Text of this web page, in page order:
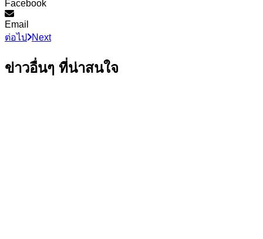
Facebook
Email
ต่อไป
Next
ข่าวอื่นๆ ที่น่าสนใจ